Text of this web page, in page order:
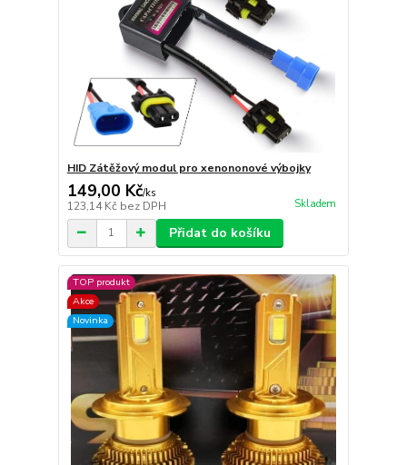
HID Zátěžový modul pro xenononové výbojky
149,00 Kč/ks
123,14 Kč bez DPH Skladem
Přidat do košíku
TOP produkt
Akce
Novinka